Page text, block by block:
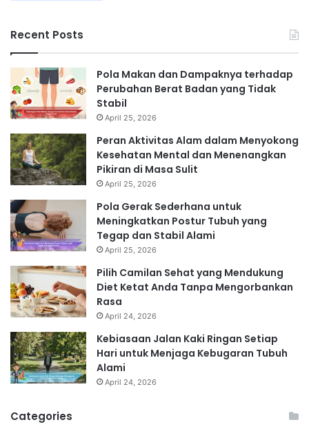
Recent Posts
Pola Makan dan Dampaknya terhadap
Perubahan Berat Badan yang Tidak
Stabil
April 25, 2026
Peran Aktivitas Alam dalam Menyokong
Kesehatan Mental dan Menenangkan
Pikiran di Masa Sulit
April 25, 2026
Pola Gerak Sederhana untuk
Meningkatkan Postur Tubuh yang
Tegap dan Stabil Alami
April 25, 2026
Pilih Camilan Sehat yang Mendukung
Diet Ketat Anda Tanpa Mengorbankan
Rasa
April 24, 2026
Kebiasaan Jalan Kaki Ringan Setiap
Hari untuk Menjaga Kebugaran Tubuh
Alami
April 24, 2026
Categories